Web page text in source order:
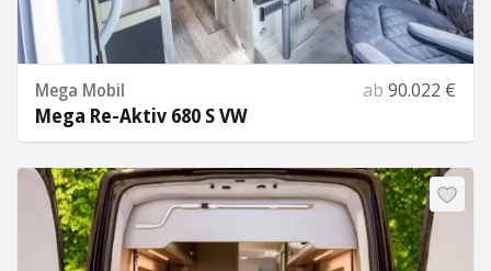
Mega Mobil ab 90.022 €
Mega Re-Aktiv 680 S VW